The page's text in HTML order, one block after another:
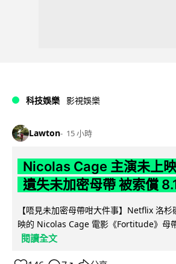
科技娛樂 影視娛樂
Lawton 15 小時
Nicolas Cage 主演未上
遺失未加密母帶 被索償
【唔見未加密母帶咁大件事】Netflix 洛
映的 Nicolas Cage 電影《Fortitude》母
閱讀全文